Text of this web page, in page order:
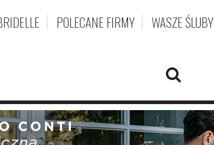
POLECANE FIRMY WASZE ŚLUBY